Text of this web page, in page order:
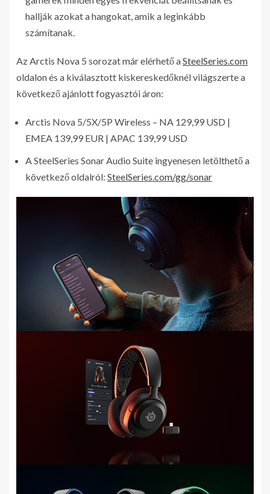
hallják azokat a hangokat, amik a leginkább
számítanak.
Az Arctis Nova 5 sorozat már elérhető aSteelSeries.com
oldalon és a kiválasztott kiskereskedőknél világszerte a
következő ajánlott fogyasztói áron:
Arctis Nova 5/5X/5P Wireless – NA 129,99 USD |
EMEA 139,99 EUR | APAC 139,99 USD
A SteelSeries Sonar Audio Suite ingyenesen letölthető a
következő oldalról: SteelSeries.com/gg/sonar